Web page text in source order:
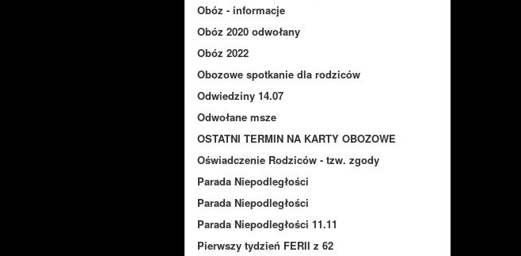
Obóz - informacje
Obóz 2020 odwołany
Obóz 2022
Obozowe spotkanie dla rodziców
Odwiedziny 14.07
Odwołane msze
OSTATNI TERMIN NA KARTY OBOZOWE
Oświadczenie Rodziców - tzw. zgody
Parada Niepodległości
Parada Niepodległości
Parada Niepodległości 11.11
Pierwszy tydzień FERII z 62